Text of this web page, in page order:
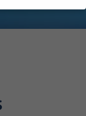
werden (z. B. IP-
und Inhalte oder
über